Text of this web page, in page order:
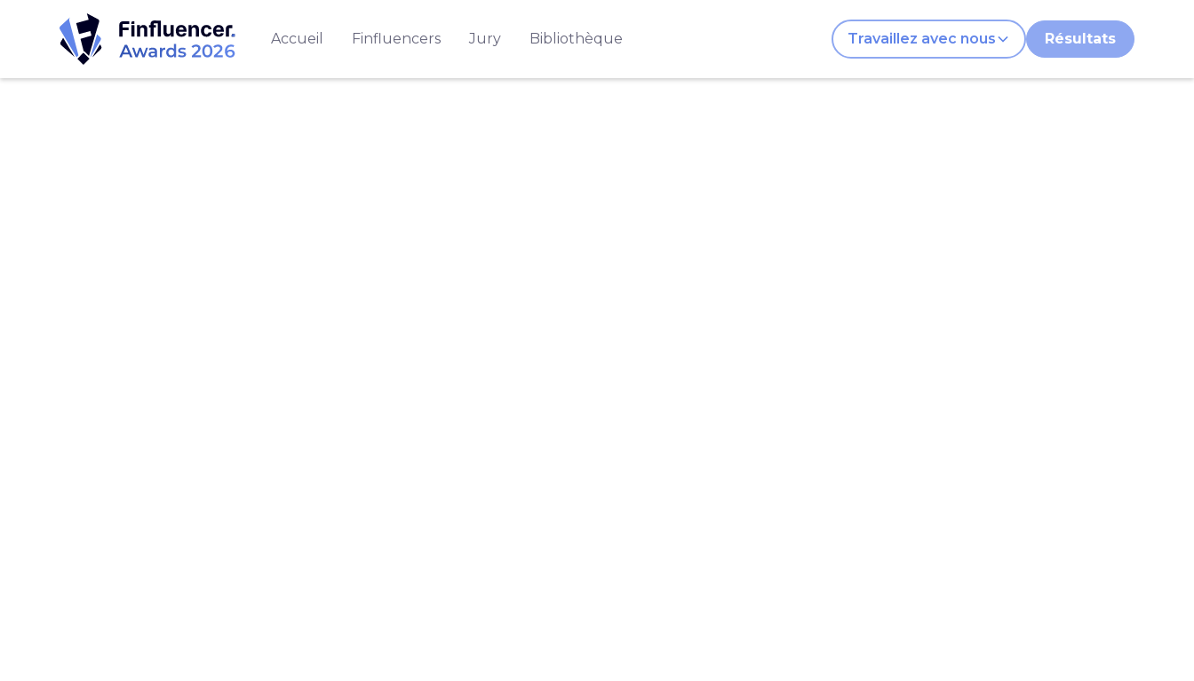
Accueil Finfluencers Jury Bibliothèque Travaillez avec nous Résultats